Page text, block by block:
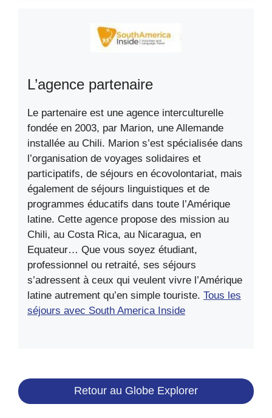
refuge
L’agence partenaire
Le partenaire est une agence interculturelle
fondée en 2003, par Marion, une Allemande
installée au Chili. Marion s’est spécialisée dans
l’organisation de voyages solidaires et
participatifs, de séjours en écovolontariat, mais
également de séjours linguistiques et de
programmes éducatifs dans toute l’Amérique
latine. Cette agence propose des mission au
Chili, au Costa Rica, au Nicaragua, en
Equateur… Que vous soyez étudiant,
professionnel ou retraité, ses séjours
s’adressent à ceux qui veulent vivre l’Amérique
latine autrement qu’en simple touriste. Tous les
séjours avec South America Inside
Retour au Globe Explorer